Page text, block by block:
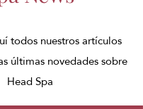
todos nuestros artículos
últimas novedades sobre
Head Spa